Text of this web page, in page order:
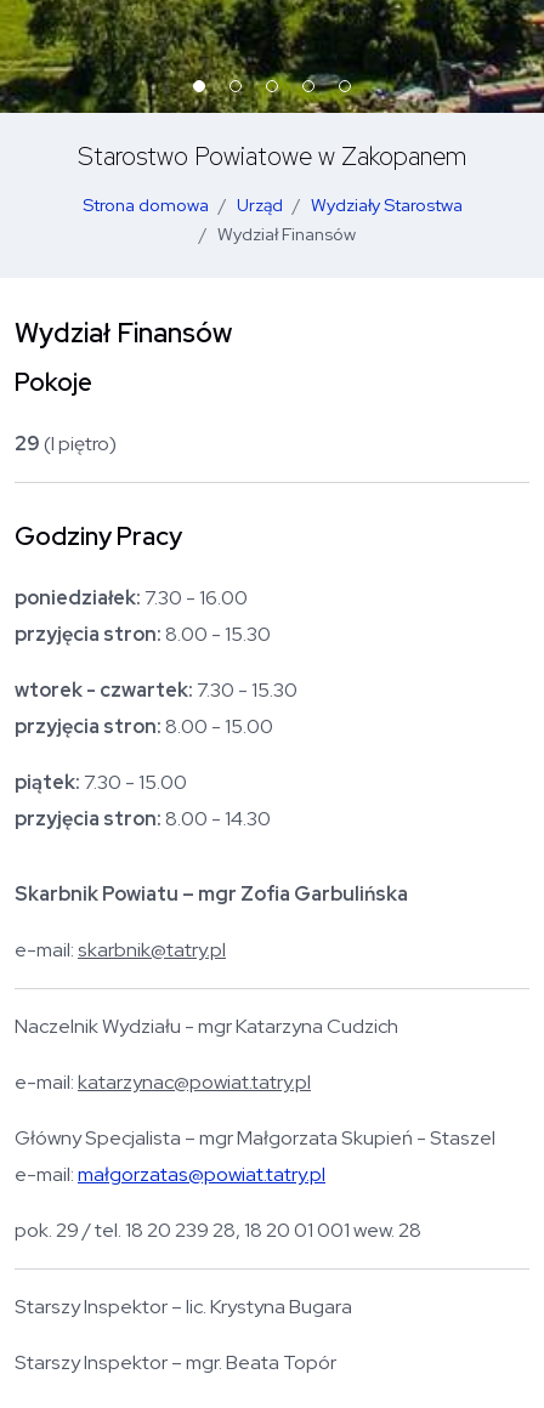
Starostwo Powiatowe w Zakopanem
Strona domowa Urząd
Wydziały Starostwa
Wydział Finansów
Wydział Finansów
Pokoje
29(I piętro)
Godziny Pracy
poniedziałek: 7.30 - 16.00
przyjęcia stron:8.00 - 15.30
wtorek - czwartek: 7.30 - 15.30
przyjęcia stron:8.00 - 15.00
piątek: 7.30 - 15.00
przyjęcia stron:8.00 - 14.30
Skarbnik Powiatu – mgr Zofia Garbulińska
e-mail:skarbnik@tatry.pl
Naczelnik Wydziału - mgr Katarzyna Cudzich
e-mail:katarzynac@powiat.tatry.pl
Główny Specjalista – mgr Małgorzata Skupień - Staszel
e-mail:małgorzatas@powiat.tatry.pl
pok. 29 / tel. 18 20 239 28, 18 20 01 001 wew. 28
Starszy Inspektor – lic. Krystyna Bugara
Starszy Inspektor – mgr. Beata Topór